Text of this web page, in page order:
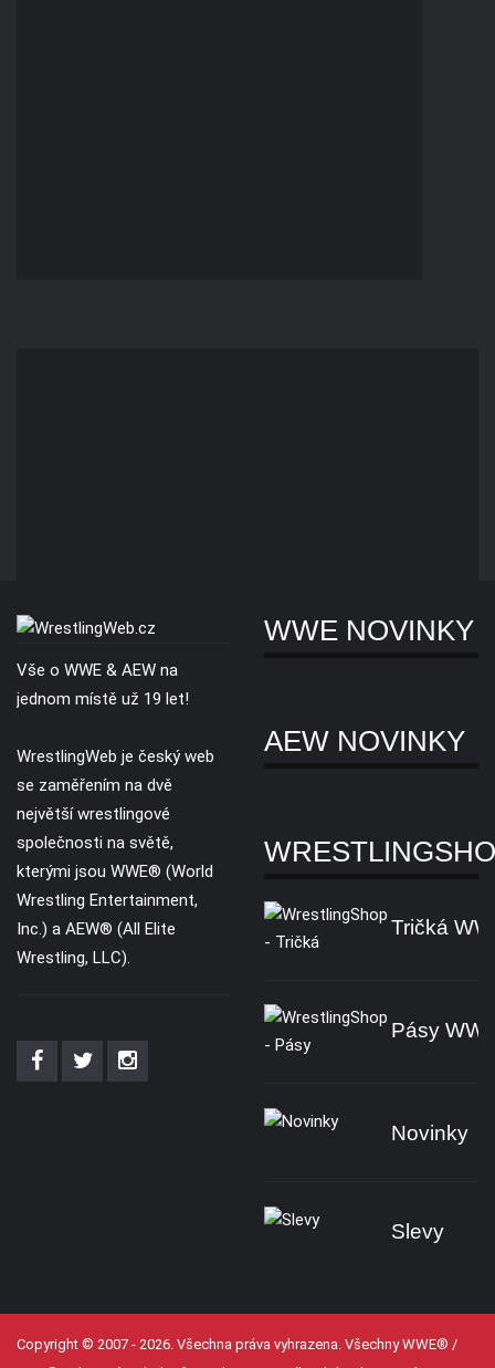
Vše o WWE & AEW na
jednom místě už 19 let!
WrestlingWeb je český web
se zaměřením na dvě
největší wrestlingové
společnosti na světě,
kterými jsou WWE® (World
Wrestling Entertainment,
Inc.) a AEW® (All Elite
Wrestling, LLC).
WWE NOVINKY
AEW NOVINKY
Tričká
Pásy
Novinky
Slevy
Copyright © 2007 - 2026. Všechna práva vyhrazena. Všechny WWE® /